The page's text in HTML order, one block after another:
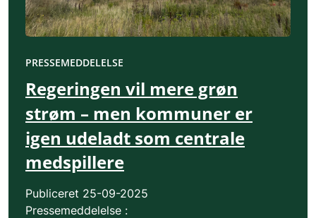
PRESSEMEDDELELSE
Regeringen vil mere grøn
strøm – men kommuner er
igen udeladt som centrale
medspillere
Publiceret 25-09-2025
Pressemeddelelse :